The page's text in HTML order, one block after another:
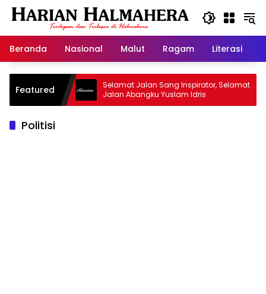
Langsung
Beranda
Nasional Malut Ragam Literasi
Featured
Warisan
Selamat Jalan Sang Inspirator, Selamat
Jalan Abangku Yuslam Idris
Politisi